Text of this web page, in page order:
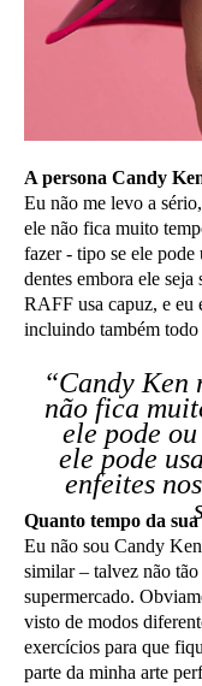
A persona Candy
Eu não me levo a
ele não fica muito
fazer - tipo se ele
dentes embora ele
RAFF usa capuz, e eu
incluindo também todo
“Candy Ken
não fica
ele pode
ele pode
enfeites
Quanto tempo da
Eu não sou Candy
similar – talvez não
supermercado.
visto de modos
exercícios para que
parte da minha arte